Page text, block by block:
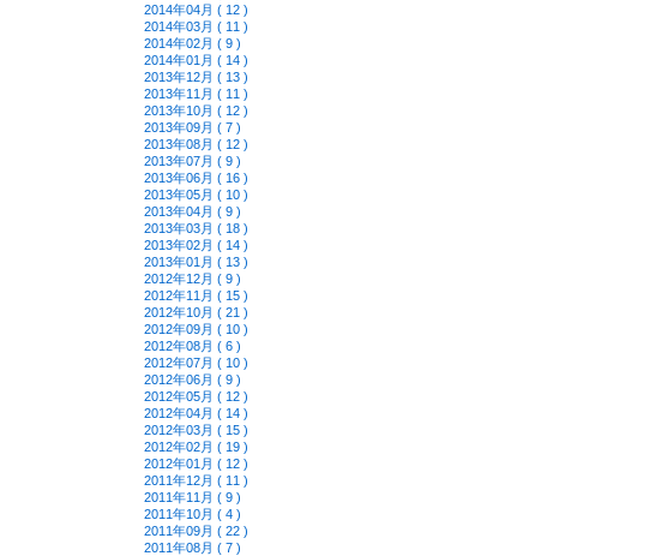
2014年04月 ( 12 )
2014年03月 ( 11 )
2014年02月 ( 9 )
2014年01月 ( 14 )
2013年12月 ( 13 )
2013年11月 ( 11 )
2013年10月 ( 12 )
2013年09月 ( 7 )
2013年08月 ( 12 )
2013年07月 ( 9 )
2013年06月 ( 16 )
2013年05月 ( 10 )
2013年04月 ( 9 )
2013年03月 ( 18 )
2013年02月 ( 14 )
2013年01月 ( 13 )
2012年12月 ( 9 )
2012年11月 ( 15 )
2012年10月 ( 21 )
2012年09月 ( 10 )
2012年08月 ( 6 )
2012年07月 ( 10 )
2012年06月 ( 9 )
2012年05月 ( 12 )
2012年04月 ( 14 )
2012年03月 ( 15 )
2012年02月 ( 19 )
2012年01月 ( 12 )
2011年12月 ( 11 )
2011年11月 ( 9 )
2011年10月 ( 4 )
2011年09月 ( 22 )
2011年08月 ( 7 )